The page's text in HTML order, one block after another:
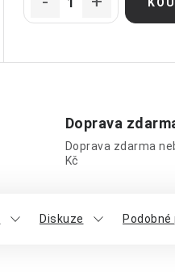
Doprava
Doprava zdarma
Kč
Diskuze